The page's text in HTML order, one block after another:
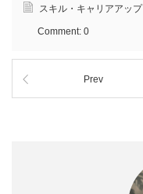
スキル・キャリアアップ
Comment: 0
Prev